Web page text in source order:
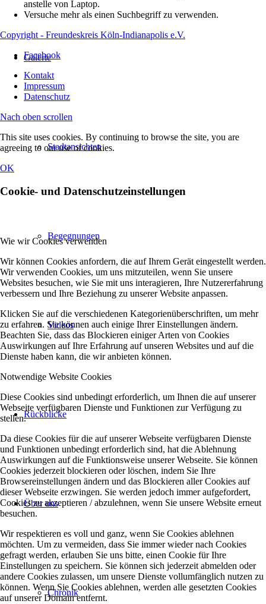
Galerie
Stadtansichten
Begegnungen
Videos
Rückblicke
Über uns
Chronik
anstelle von Laptop.
Versuche mehr als einen Suchbegriff zu verwenden.
Copyright - Freundeskreis Köln-Indianapolis e.V.
Facebook
Kontakt
Impressum
Datenschutz
Nach oben scrollen
This site uses cookies. By continuing to browse the site, you are
agreeing to our use of cookies.
OK
Cookie- und Datenschutzeinstellungen
Wie wir Cookies verwenden
Wir können Cookies anfordern, die auf Ihrem Gerät eingestellt werden.
Wir verwenden Cookies, um uns mitzuteilen, wenn Sie unsere
Websites besuchen, wie Sie mit uns interagieren, Ihre Nutzererfahrung
verbessern und Ihre Beziehung zu unserer Website anpassen.
Klicken Sie auf die verschiedenen Kategorienüberschriften, um mehr
zu erfahren. Sie können auch einige Ihrer Einstellungen ändern.
Beachten Sie, dass das Blockieren einiger Arten von Cookies
Auswirkungen auf Ihre Erfahrung auf unseren Websites und auf die
Dienste haben kann, die wir anbieten können.
Notwendige Website Cookies
Diese Cookies sind unbedingt erforderlich, um Ihnen die auf unserer
Webseite verfügbaren Dienste und Funktionen zur Verfügung zu
stellen.
Da diese Cookies für die auf unserer Webseite verfügbaren Dienste
und Funktionen unbedingt erforderlich sind, hat die Ablehnung
Auswirkungen auf die Funktionsweise unserer Webseite. Sie können
Cookies jederzeit blockieren oder löschen, indem Sie Ihre
Browsereinstellungen ändern und das Blockieren aller Cookies auf
dieser Webseite erzwingen. Sie werden jedoch immer aufgefordert,
Cookies zu akzeptieren / abzulehnen, wenn Sie unsere Website erneut
besuchen.
Wir respektieren es voll und ganz, wenn Sie Cookies ablehnen
möchten. Um zu vermeiden, dass Sie immer wieder nach Cookies
gefragt werden, erlauben Sie uns bitte, einen Cookie für Ihre
Einstellungen zu speichern. Sie können sich jederzeit abmelden oder
andere Cookies zulassen, um unsere Dienste vollumfänglich nutzen zu
können. Wenn Sie Cookies ablehnen, werden alle gesetzten Cookies
auf unserer Domain entfernt.